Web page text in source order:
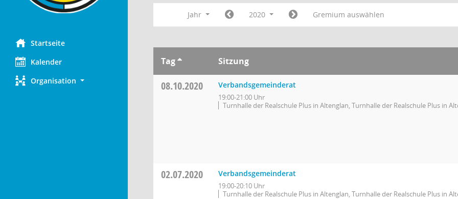
Startseite
Kalender
Organisation
Jahr 2020 Gremium auswählen
Tag Sitzung
08.10.2020 Verbandsgemeinderat
19:00-21:00 Uhr
Turnhalle der Realschule Plus in Altenglan, Turnhalle der Realschule Plus in
02.07.2020 Verbandsgemeinderat
19:00-20:10 Uhr
Turnhalle der Realschule Plus in Altenglan, Turnhalle der Realschule Plus in